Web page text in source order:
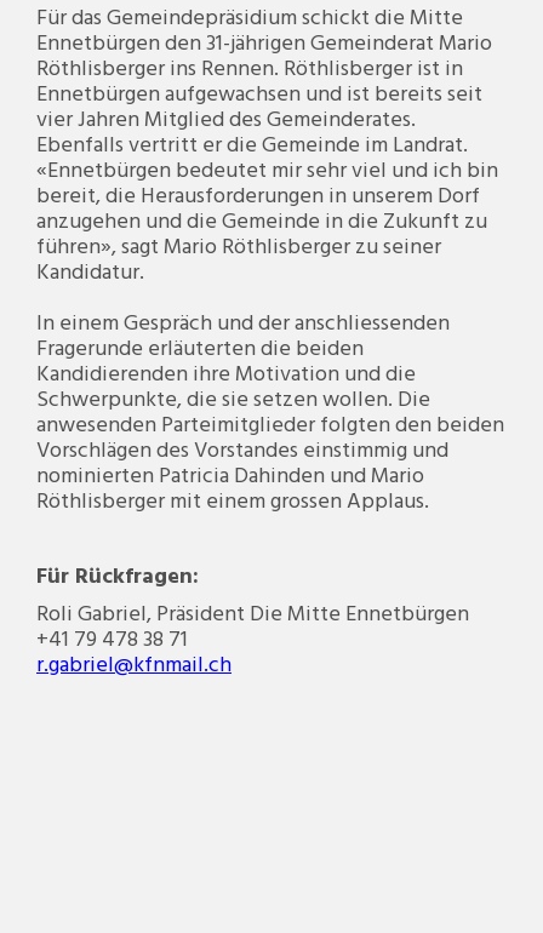
Für das Gemeindepräsidium schickt die Mitte
Ennetbürgen den 31-jährigen Gemeinderat Mario
Röthlisberger ins Rennen. Röthlisberger ist in
Ennetbürgen aufgewachsen und ist bereits seit
vier Jahren Mitglied des Gemeinderates.
Ebenfalls vertritt er die Gemeinde im Landrat.
«Ennetbürgen bedeutet mir sehr viel und ich bin
bereit, die Herausforderungen in unserem Dorf
anzugehen und die Gemeinde in die Zukunft zu
führen», sagt Mario Röthlisberger zu seiner
Kandidatur.
In einem Gespräch und der anschliessenden
Fragerunde erläuterten die beiden
Kandidierenden ihre Motivation und die
Schwerpunkte, die sie setzen wollen. Die
anwesenden Parteimitglieder folgten den beiden
Vorschlägen des Vorstandes einstimmig und
nominierten Patricia Dahinden und Mario
Röthlisberger mit einem grossen Applaus.
Für Rückfragen:
Roli Gabriel, Präsident Die Mitte Ennetbürgen
+41 79 478 38 71
r.gabriel@kfnmail.ch